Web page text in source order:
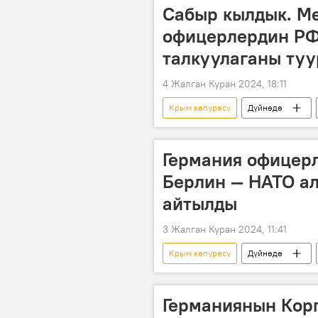
Сабыр кылдык.
офицерлердин
талкуулаганы
4 Жалган Куран 2024, 18:11
Крым көпүрөсү Дүйнөдө
Чабуул
Жаштардын
Германия
Берлин — НАТО
айтылды
3 Жалган Куран 2024, 11:41
Крым көпүрөсү Дүйнөдө
Украина
НАТО
Германиянын